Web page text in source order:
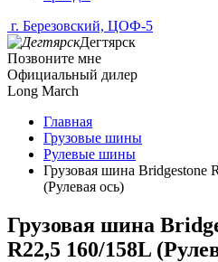
г. Березовский, ЦОФ-5
Дегтярск
Позвоните мне
Официальный дилер
Long March
Главная
Грузовые шины
Рулевые шины
Грузовая шина Bridgestone
(Рулевая ось)
Грузовая шина
R22,5 160/158L